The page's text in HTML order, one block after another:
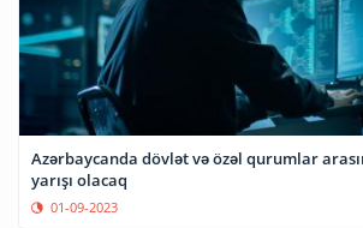
Azərbaycanda dövlət və özəl qurumlar
yarışı olacaq
01-09-2023